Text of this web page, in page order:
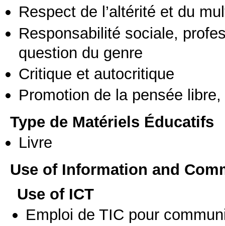
Respect de l’altérité et du
Responsabilité sociale,
question du genre
Critique et autocritique
Promotion de la pensée
Type de Matériels Éducatifs
Livre
Use of Information and
Use of ICT
Emploi de TIC pour